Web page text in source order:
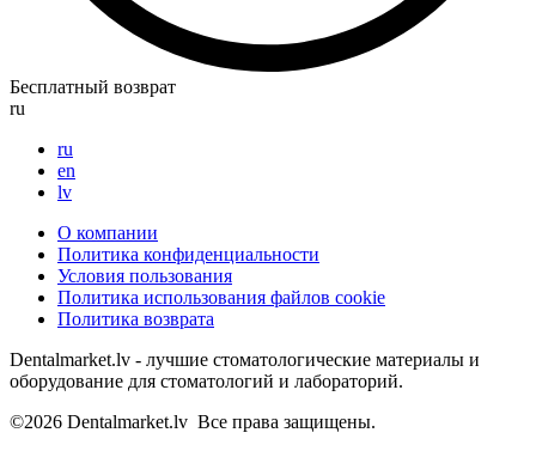
Бесплатный возврат
ru
ru
en
lv
О компании
Политика конфиденциальности
Условия пользования
Политика использования файлов cookie
Политика возврата
Dentalmarket.lv - лучшие стоматологические материалы и
оборудование для стоматологий и лабораторий.
©2026 Dentalmarket.lv Все права защищены.